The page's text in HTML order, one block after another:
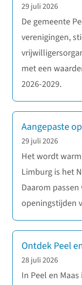
29 juli 2026
De gemeente
verenigingen,
met een
2026-2029.
Aangepaste
29 juli 2026
Het wordt
Limburg is het
Daarom
openingstijden
Ontdek Peel
28 juli 2026
In Peel en